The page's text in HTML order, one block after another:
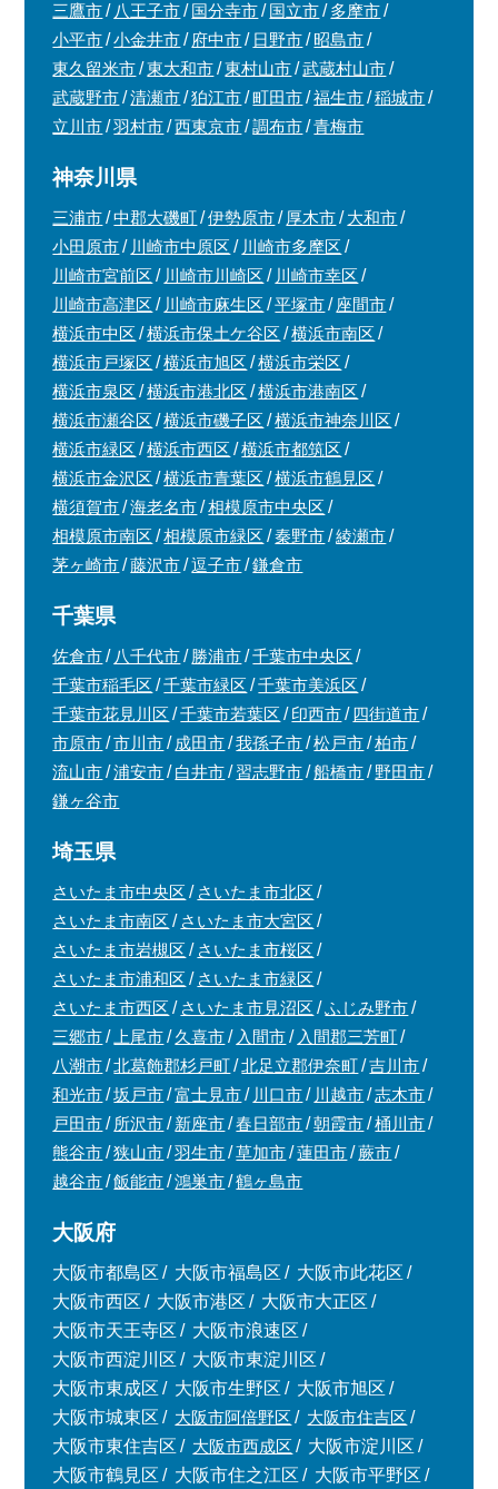
三鷹市 八王子市 国分寺市 国立市
多摩市
小平市
小金井市 府中市 日野市
昭島市
東久留米市
東大和市 東村山市
武蔵村山市
武蔵野市
清瀬市 狛江市 町田市 福生市
稲城市
立川市
羽村市 西東京市 調布市 青梅市
神奈川県
三浦市 中郡大磯町 伊勢原市 厚木市
大和市
小田原市
川崎市中原区
川崎市多摩区
川崎市宮前区
川崎市川崎区
川崎市幸区
川崎市高津区
川崎市麻生区 平塚市
座間市
横浜市中区
横浜市保土ケ谷区
横浜市南区
横浜市戸塚区
横浜市旭区
横浜市栄区
横浜市泉区
横浜市港北区
横浜市港南区
横浜市瀬谷区
横浜市磯子区
横浜市神奈川区
横浜市緑区
横浜市西区
横浜市都筑区
横浜市金沢区
横浜市青葉区
横浜市鶴見区
横須賀市
海老名市
相模原市中央区
相模原市南区
相模原市緑区 秦野市
綾瀬市
茅ヶ崎市
藤沢市 逗子市 鎌倉市
千葉県
佐倉市 八千代市 勝浦市
千葉市中央区
千葉市稲毛区
千葉市緑区
千葉市美浜区
千葉市花見川区
千葉市若葉区 印西市
四街道市
市原市
市川市 成田市 我孫子市 松戸市
柏市
流山市
浦安市 白井市 習志野市 船橋市
野田市
鎌ヶ谷市
埼玉県
さいたま市中央区
さいたま市北区
さいたま市南区
さいたま市大宮区
さいたま市岩槻区
さいたま市桜区
さいたま市浦和区
さいたま市緑区
さいたま市西区
さいたま市見沼区
ふじみ野市
三郷市
上尾市 久喜市 入間市
入間郡三芳町
八潮市
北葛飾郡杉戸町 北足立郡伊奈町
吉川市
和光市
坂戸市 富士見市 川口市 川越市
志木市
戸田市
所沢市 新座市 春日部市 朝霞市
桶川市
熊谷市
狭山市 羽生市 草加市 蓮田市
蕨市
越谷市
飯能市 鴻巣市 鶴ヶ島市
大阪府
大阪市都島区 大阪市福島区
大阪市此花区
大阪市西区
大阪市港区
大阪市大正区
大阪市天王寺区
大阪市浪速区
大阪市西淀川区
大阪市東淀川区
大阪市東成区
大阪市生野区
大阪市旭区
大阪市城東区
大阪市阿倍野区
大阪市住吉区
大阪市東住吉区
大阪市西成区
大阪市淀川区
大阪市鶴見区
大阪市住之江区 大阪市平野区